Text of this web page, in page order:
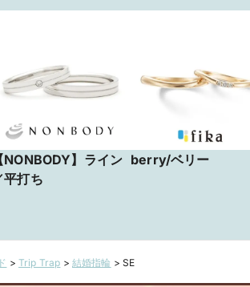
【NONBODY】ライン
平打ち
berry/ベリー
> Trip Trap > 結婚指輪 >SE